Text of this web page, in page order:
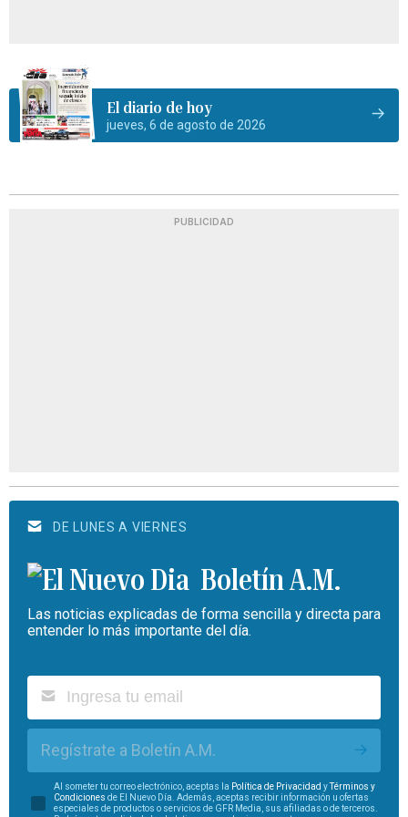
El diario de hoy
jueves, 6 de agosto de 2026
PUBLICIDAD
DE LUNES A VIERNES
Boletín A.M.
Las noticias explicadas de forma sencilla y directa para
entender lo más importante del día.
Regístrate a Boletín A.M.
Al someter tu correo electrónico, aceptas la Política de Privacidad yTérminos y
Condiciones de El Nuevo Día. Además, aceptas recibir información u ofertas
especiales de productos o servicios de GFR Media, sus afiliadas o de terceros.